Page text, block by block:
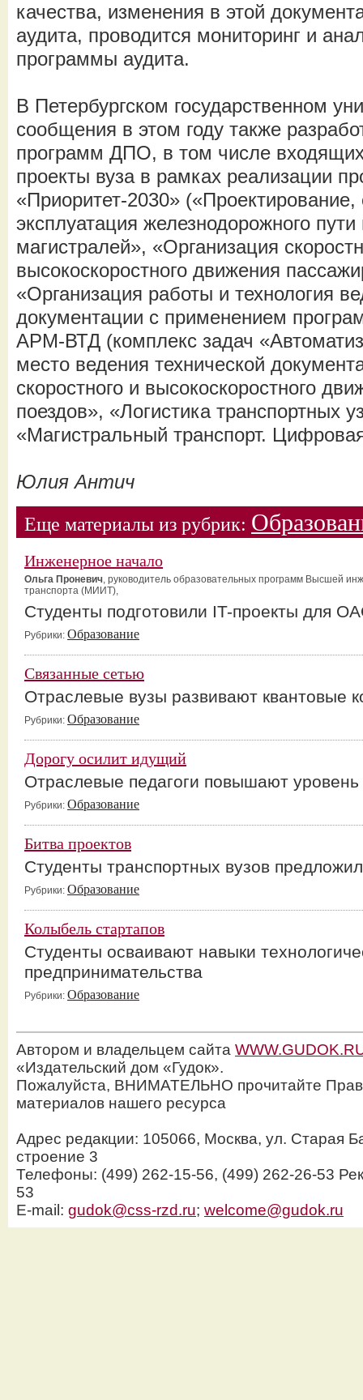
качества, изменения в этой
аудита, проводится мониторинг и
программы аудита.
В Петербургском государственном
сообщения в этом году также
программ ДПО, в том числе входящих
проекты вуза в рамках реализации
«Приоритет-2030» («Проектирование,
эксплуатация железнодорожного
магистралей», «Организация
высокоскоростного движения
«Организация работы и технология
документации с применением
АРМ-ВТД (комплекс задач
место ведения технической
скоростного и высокоскоростного
поездов», «Логистика транспортных
«Магистральный транспорт.
Юлия Антич
Еще материалы из рубрик:
Инженерное начало
Ольга Проневич, руководитель образовательных программ Высшей
транспорта (МИИТ),
Студенты подготовили IT-проекты для
Рубрики: Образование
Связанные сетью
Отраслевые вузы развивают квантовые
Рубрики: Образование
Дорогу осилит идущий
Отраслевые педагоги повышают
Рубрики: Образование
Битва проектов
Студенты транспортных вузов
Рубрики: Образование
Колыбель стартапов
Студенты осваивают навыки
предпринимательства
Рубрики: Образование
Автором и владельцем сайта
«Издательский дом «Гудок».
Пожалуйста, ВНИМАТЕЛЬНО прочитайте
материалов нашего ресурса
Адрес редакции: 105066, Москва, ул. Старая
строение 3
Телефоны: (499) 262-15-56, (499) 262-26-53
53
E-mail: gudok@css-rzd.ru; welcome@gudok.ru